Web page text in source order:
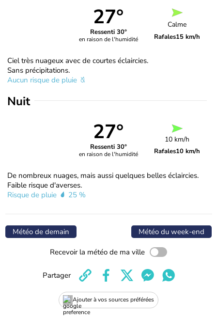
27°
Ressenti 30°
en raison de l'humidité
Calme
Rafales15 km/h
Ciel très nuageux avec de courtes éclaircies.
Sans précipitations.
Aucun risque de pluie
Nuit
27°
Ressenti 30°
en raison de l'humidité
10 km/h
Rafales10 km/h
De nombreux nuages, mais aussi quelques belles éclaircies.
Faible risque d'averses.
Risque de pluie
25 %
Météo de demain Météo du week-end
Recevoir la météo de ma ville
Ajouter à vos sources préférées
Partager